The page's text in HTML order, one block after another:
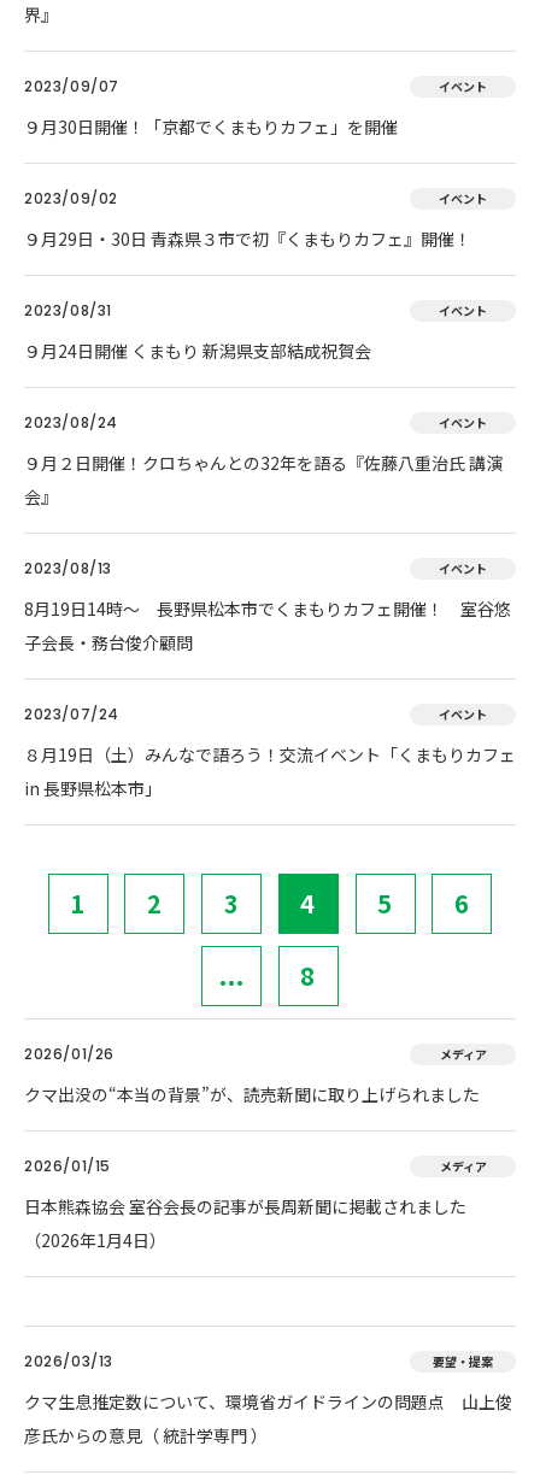
界』
2023/09/07 イベント
９月30日開催！「京都でくまもりカフェ」を開催
2023/09/02 イベント
９月29日・30日 青森県３市で初『くまもりカフェ』開催！
2023/08/31 イベント
９月24日開催 くまもり 新潟県支部結成祝賀会
2023/08/24 イベント
９月２日開催！クロちゃんとの32年を語る『佐藤八重治氏 講演
会』
2023/08/13 イベント
8月19日14時～ 長野県松本市でくまもりカフェ開催！ 室谷悠
子会長・務台俊介顧問
2023/07/24 イベント
８月19日（土）みんなで語ろう！交流イベント「くまもりカフェ
in 長野県松本市」
1 2 3 4 5 6
... 8
2026/01/26 メディア
クマ出没の“本当の背景”が、読売新聞に取り上げられました
2026/01/15 メディア
日本熊森協会 室谷会長の記事が長周新聞に掲載されました
（2026年1月4日）
2026/03/13 要望・提案
クマ生息推定数について、環境省ガイドラインの問題点 山上俊
彦氏からの意見（ 統計学専門 ）